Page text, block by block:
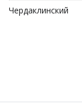
Чердаклинский